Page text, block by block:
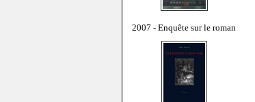
2007 - Enquête sur le roman